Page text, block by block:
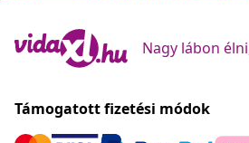
Nagy lábon
Támogatott fizetési módok